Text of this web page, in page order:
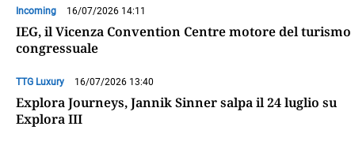
Incoming 16/07/2026 14:11
IEG, il Vicenza Convention Centre motore del turismo
congressuale
TTG Luxury 16/07/2026 13:40
Explora Journeys, Jannik Sinner salpa il 24 luglio su
Explora III